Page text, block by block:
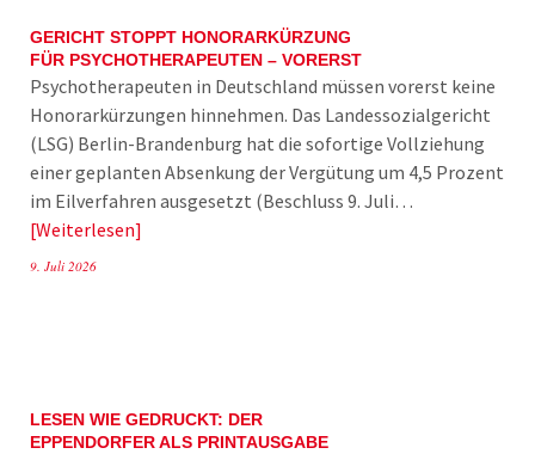
GERICHT STOPPT HONORARKÜRZUNG
FÜR PSYCHOTHERAPEUTEN – VORERST
Psychotherapeuten in Deutschland müssen vorerst keine
Honorarkürzungen hinnehmen. Das Landessozialgericht
(LSG) Berlin-Brandenburg hat die sofortige Vollziehung
einer geplanten Absenkung der Vergütung um 4,5 Prozent
im Eilverfahren ausgesetzt (Beschluss 9. Juli…
Weiterlesen
9. Juli 2026
LESEN WIE GEDRUCKT: DER
EPPENDORFER ALS PRINTAUSGABE